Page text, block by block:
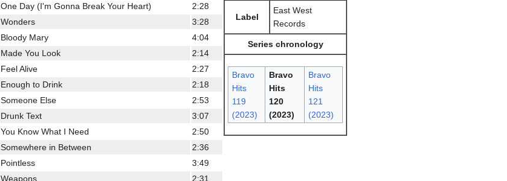
Label
East West
Records
Series chronology
Bravo
Hits
119
(2023)
Bravo
Hits
120
(2023)
Bravo
Hits
121
(2023)
One Day (I'm Gonna Break Your Heart)
2:28
Wonders
3:28
Bloody Mary
4:04
Made You Look
2:14
Feel Alive
2:27
Enough to Drink
2:18
Someone Else
2:53
Drunk Text
3:07
You Know What I Need
2:50
Somewhere in Between
2:36
Pointless
3:49
Weapons
2:31